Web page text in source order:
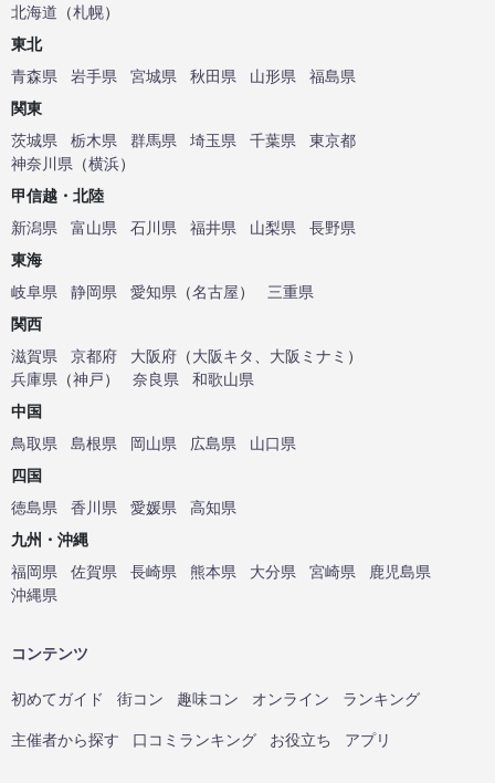
北海道 （札幌）
東北
青森県
岩手県 宮城県 秋田県 山形県
福島県
関東
茨城県
栃木県 群馬県 埼玉県 千葉県
東京都
神奈川県 （横浜）
甲信越・北陸
新潟県
富山県 石川県 福井県 山梨県
長野県
東海
岐阜県
静岡県 愛知県 （名古屋）
三重県
関西
滋賀県
京都府 大阪府 （大阪キタ 大阪ミナミ ）
兵庫県 （神戸） 奈良県
和歌山県
中国
鳥取県
島根県 岡山県 広島県
山口県
四国
徳島県
香川県 愛媛県
高知県
九州・沖縄
福岡県
佐賀県 長崎県 熊本県 大分県 宮崎県
鹿児島県
沖縄県
コンテンツ
初めてガイド 街コン 趣味コン オンライン ランキング
主催者から探す 口コミランキング お役立ち アプリ